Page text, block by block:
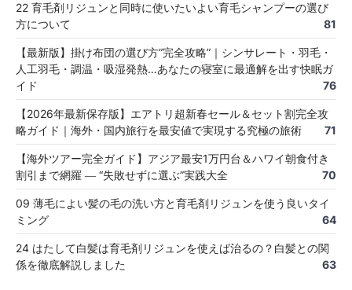
22 育毛剤リジュンと同時に使いたいよい育毛シャンプーの選び
方について
81
【最新版】掛け布団の選び方“完全攻略”｜シンサレート・羽毛・
人工羽毛・調温・吸湿発熱…あなたの寝室に最適解を出す快眠ガ
イド
76
【2026年最新保存版】エアトリ超新春セール＆セット割完全攻
略ガイド｜海外・国内旅行を最安値で実現する究極の旅術
71
【海外ツアー完全ガイド】アジア最安1万円台＆ハワイ朝食付き
割引まで網羅 ― “失敗せずに選ぶ”実践大全
70
09 薄毛によい髪の毛の洗い方と育毛剤リジュンを使う良いタイ
ミング
64
24 はたして白髪は育毛剤リジュンを使えば治るの？白髪との関
係を徹底解説しました
63